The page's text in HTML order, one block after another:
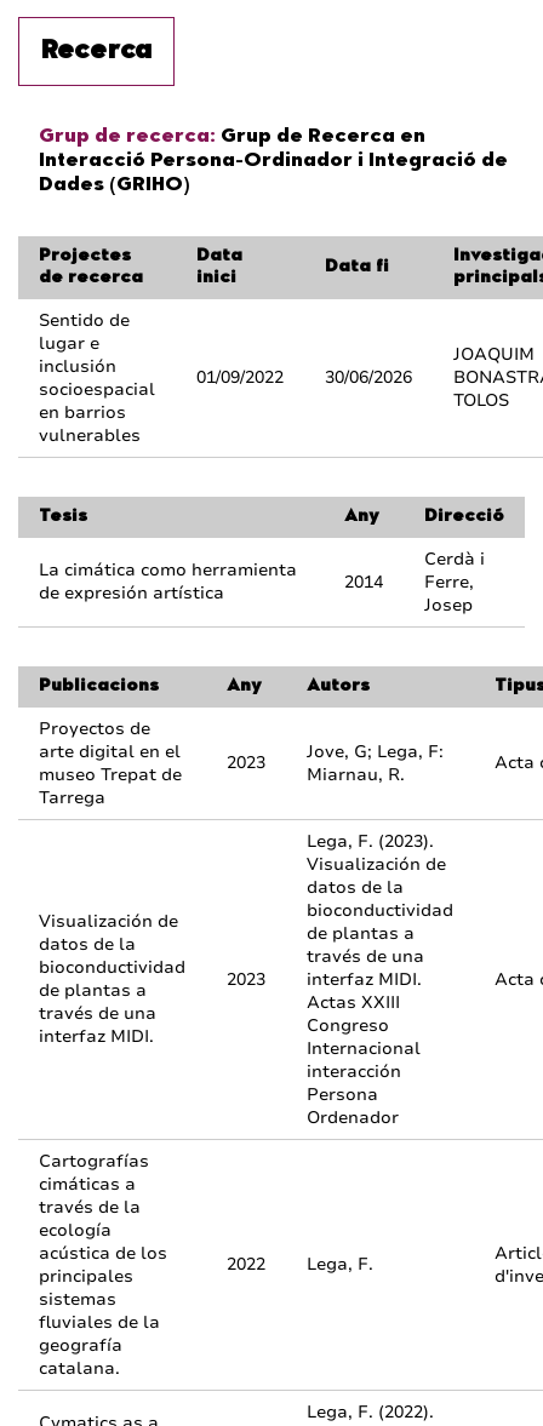
Recerca
Grup de recerca: Grup de Recerca en
Interacció Persona-Ordinador i Integració de
Dades (GRIHO)
Projectes
de recerca
Data
inici
Data fi
Sentido de
lugar e
inclusión
socioespacial
en barrios
vulnerables
01/09/2022 30/06/2026
JOAQUIM
TOLOS
Tesis Any Direcció
La cimática como herramienta
de expresión artística
2014
Cerdà i
Ferre,
Josep
Publicacions Any Autors
Proyectos de
arte digital en el
museo Trepat de
Tarrega
2023
Jove, G; Lega, F:
Miarnau, R.
Acta
Visualización de
datos de la
bioconductividad
de plantas a
través de una
interfaz MIDI.
2023
Lega, F. (2023).
Visualización de
datos de la
bioconductividad
de plantas a
través de una
interfaz MIDI.
Actas XXIII
Congreso
Internacional
interacción
Persona
Ordenador
Acta
Cartografías
cimáticas a
través de la
ecología
acústica de los
principales
sistemas
fluviales de la
geografía
catalana.
2022 Lega, F.
Lega, F. (2022).